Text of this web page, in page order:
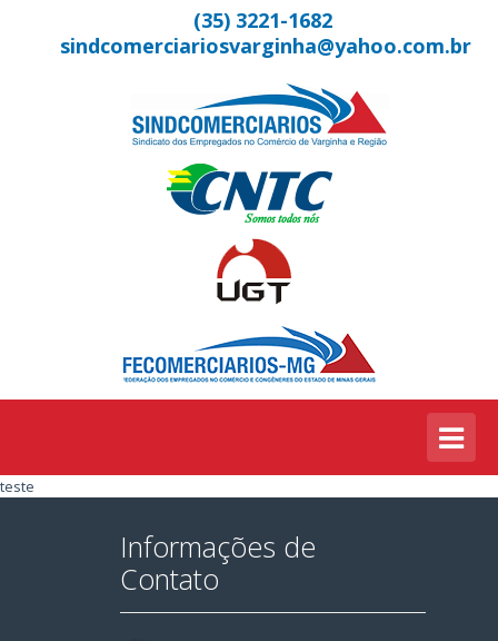
(35) 3221-1682
sindcomerciariosvarginha@yahoo.com.br
teste
Informações de
Contato